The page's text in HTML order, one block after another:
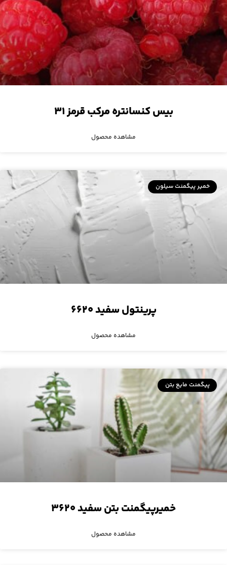
بیس کنسانتره مرکب قرمز ۳۱
مشاهده محصول
خمیر پیگمنت سیلون
پرینتول سفید ۶۶۲۰
مشاهده محصول
پیگمنت مایع بتن
خمیرپیگمنت بتن سفید ۳۶۲۰
مشاهده محصول